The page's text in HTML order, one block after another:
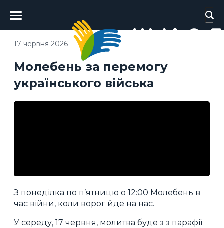
Головне
меню
Молебень за перемогу
українського війська
17 червня 2026
З понеділка по п’ятницю о 12:00 Молебень в
час війни, коли ворог йде на нас.
У середу, 17 червня, молитва буде з з парафії